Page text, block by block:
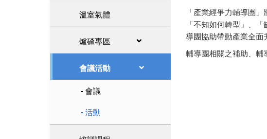
溫室氣體
爐碴專區
會議活動
會議
活動
「產業經爭力輔導團
「不知如何轉型」、
導團協助帶動產業全面
輔導團相關之補助、輔